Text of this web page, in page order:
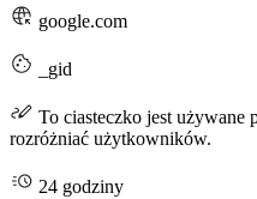
google.com
_gid
To ciasteczko jest używane
rozróżniać użytkowników.
24 godziny